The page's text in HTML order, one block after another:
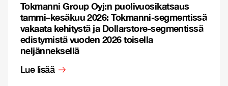
Tokmanni Group Oyj:n puolivuosikatsaus
tammi–kesäkuu 2026: Tokmanni-segmentissä
vakaata kehitystä ja Dollarstore-segmentissä
edistymistä vuoden 2026 toisella
neljänneksellä
Lue lisää